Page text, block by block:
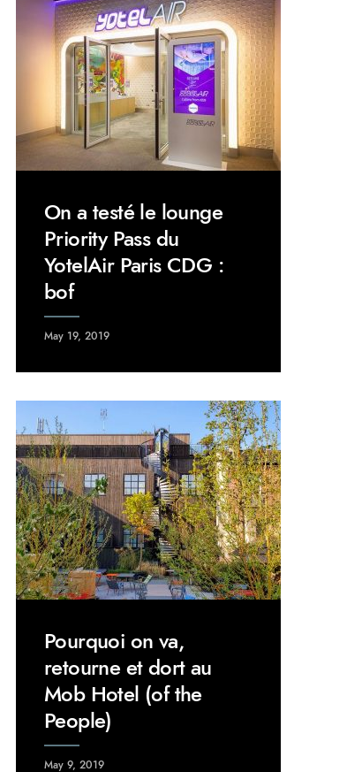
On a testé le lounge
Priority Pass du
YotelAir Paris CDG :
bof
May 19, 2019
Pourquoi on va,
retourne et dort au
Mob Hotel (of the
People)
May 9, 2019